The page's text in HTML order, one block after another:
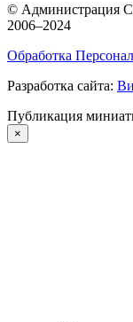
© Администрация
2006–2024
Обработка
Разработка сайта:
Публикация
×